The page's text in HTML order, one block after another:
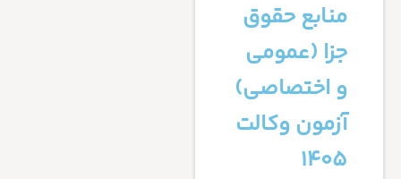
منابع حقوق
جزا (عمومی
و اختصاصی)
آزمون وکالت
۱۴۰۵